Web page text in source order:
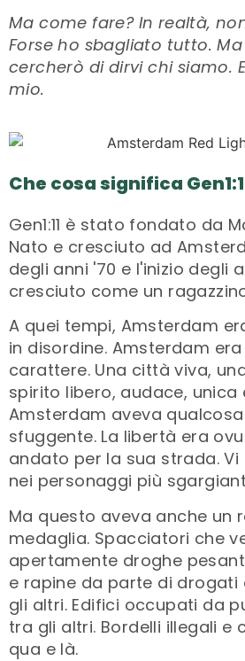
Ma come fare? In realtà,
Forse ho sbagliato tutto.
cercherò di dirvi chi siamo.
mio.
Che cosa significa
Gen1:11 è stato fondato da
Nato e cresciuto ad
degli anni '70 e l'inizio degli
cresciuto come un
A quei tempi, Amsterdam
in disordine. Amsterdam
carattere. Una città viva,
spirito libero, audace, unica
Amsterdam aveva
sfuggente. La libertà era
andato per la sua strada.
nei personaggi più
Ma questo aveva anche un
medaglia. Spacciatori che
apertamente droghe
e rapine da parte di drogati
gli altri. Edifici occupati da
tra gli altri. Bordelli illegali e
qua e là.